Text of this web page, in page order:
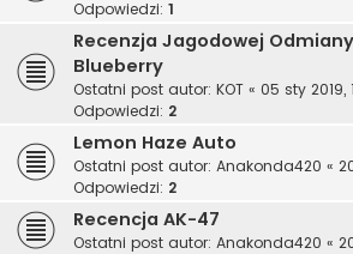
Odpowiedzi: 1
Recenzja Jagodowej
Blueberry
Ostatni post autor: KOT « 05 sty 2019,
Odpowiedzi: 2
Lemon Haze Auto
Ostatni post autor: Anakonda420 «
Odpowiedzi: 2
Recencja AK-47
Ostatni post autor: Anakonda420 «